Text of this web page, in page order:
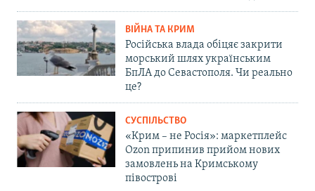
ВІЙНА ТА КРИМ
Російська влада обіцяє закрити
морський шлях українським
БпЛА до Севастополя. Чи реально
це?
СУСПІЛЬСТВО
«Крим – не Росія»: маркетплейс
Ozon припинив прийом нових
замовлень на Кримському
півострові